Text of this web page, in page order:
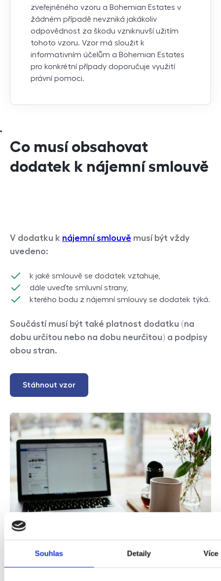
Souhlas Detaily Více
zveřejněného vzoru a Bohemian Estates v
žádném případě nevzniká jakákoliv
odpovědnost za škodu vzniknuvší užitím
tohoto vzoru. Vzor má sloužit k
informativním účelům a Bohemian Estates
pro konkrétní případy doporučuje využití
právní pomoci.
Co musí obsahovat
dodatek k nájemní smlouvě
V dodatku k nájemní smlouvě musí být vždy
uvedeno:
k jaké smlouvě se dodatek vztahuje,
dále uveďte smluvní strany,
kterého bodu z nájemní smlouvy se dodatek týká.
Součástí musí být také platnost dodatku (na
dobu určitou nebo na dobu neurčitou) a podpisy
obou stran.
Stáhnout vzor